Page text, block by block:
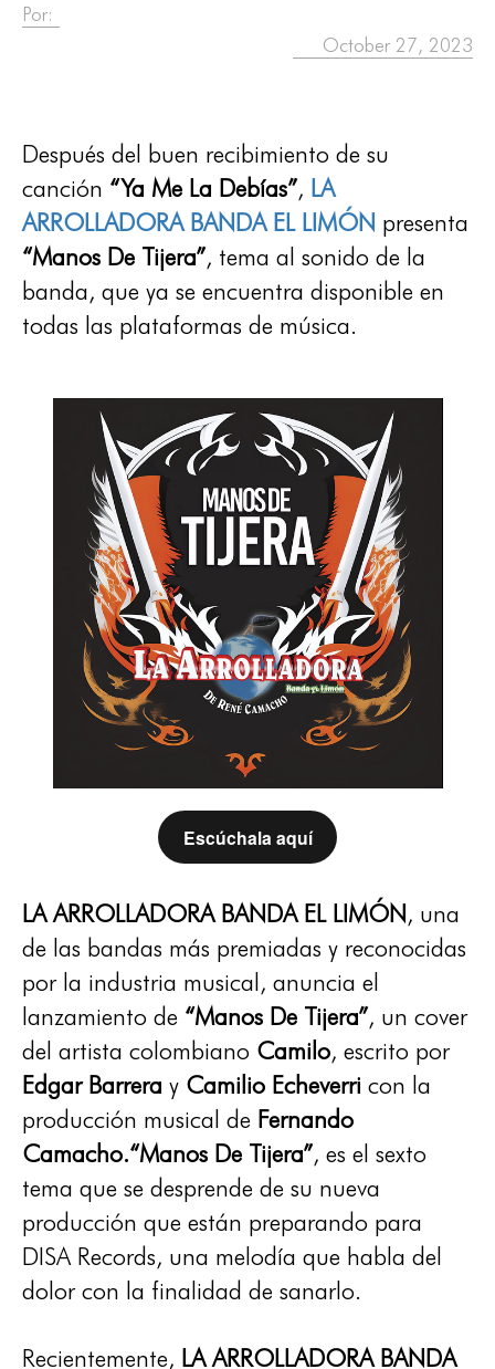
Por:
October 27, 2023
Después del buen recibimiento de su
canción “Ya Me La Debías”, LA
ARROLLADORA BANDA EL LIMÓN presenta
“Manos De Tijera”, tema al sonido de la
banda, que ya se encuentra disponible en
todas las plataformas de música.
Escúchala aquí
LA ARROLLADORA BANDA EL LIMÓN, una
de las bandas más premiadas y reconocidas
por la industria musical, anuncia el
lanzamiento de “Manos De Tijera”, un cover
del artista colombiano Camilo, escrito por
Edgar Barrera y Camilio Echeverri con la
producción musical de Fernando
Camacho.“Manos De Tijera”, es el sexto
tema que se desprende de su nueva
producción que están preparando para
DISA Records, una melodía que habla del
dolor con la finalidad de sanarlo.
Recientemente, LA ARROLLADORA BANDA